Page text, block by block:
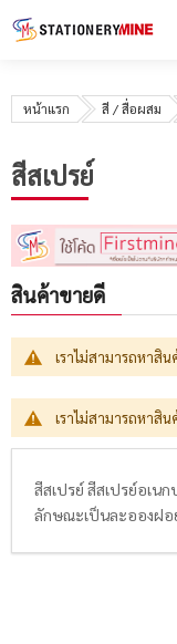
หน้าแรก สี / สื่อผสม
สีสเปรย์
สินค้าขายดี
เราไม่สามารถหาสิน
เราไม่สามารถหาสิน
สีสเปรย์ สีสเปรย์อเน
ลักษณะเป็นละอองฝอ
สี สีสเปรย์สามารถใ
วัตถุอื่นๆได้อย่างง่าย